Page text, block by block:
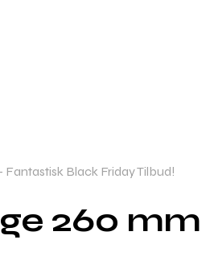
Fantastisk Black Friday Tilbud!
260